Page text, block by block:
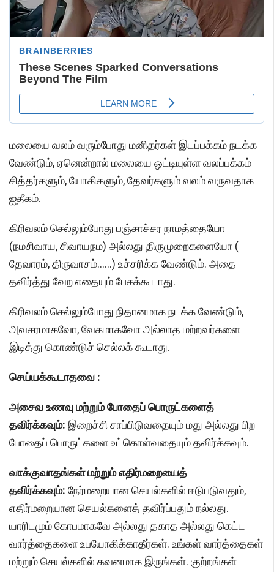
மலையை வலம் வரும்போது மனிதர்கள் இடப்பக்கம் நடக்க
வேண்டும், ஏனென்றால் மலையை ஒட்டியுள்ள வலப்பக்கம்
சித்தர்களும், யோகிகளும், தேவர்களும் வலம் வருவதாக
ஐதீகம்.
கிரிவலம் செல்லும்போது பஞ்சாச்சர நாமத்தையோ
(நமசிவாய, சிவாயநம) அல்லது திருமுறைகளையோ (
தேவாரம், திருவாசம்……) உச்சரிக்க வேண்டும். அதை
தவிர்த்து வேற எதையும் பேசக்கூடாது.
கிரிவலம் செல்லும்போது நிதானமாக நடக்க வேண்டும்,
அவசரமாகவோ, வேகமாகவோ அல்லாத மற்றவர்களை
இடித்து கொண்டுச் செல்லக் கூடாது.
செய்யக்கூடாதவை :
அசைவ உணவு மற்றும் போதைப் பொருட்களைத்
தவிர்க்கவும்: இறைச்சி சாப்பிடுவதையும் மது அல்லது பிற
போதைப் பொருட்களை உட்கொள்வதையும் தவிர்க்கவும்.
வாக்குவாதங்கள் மற்றும் எதிர்மறையைத்
தவிர்க்கவும்: நேர்மறையான செயல்களில் ஈடுபடுவதும்,
எதிர்மறையான செயல்களைத் தவிர்ப்பதும் நல்லது.
யாரிடமும் கோபமாகவே அல்லது தகாத அல்லது கெட்ட
வார்த்தைகளை உபயோகிக்காதீர்கள். உங்கள் வார்த்தைகள்
மற்றும் செயல்களில் கவனமாக இருங்கள். குற்றங்கள்